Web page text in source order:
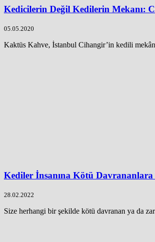
Kedicilerin Değil Kedilerin Mekanı:
05.05.2020
Kaktüs Kahve, İstanbul Cihangir’in kedili
Kediler İnsanına Kötü Davrananlara
28.02.2022
Size herhangi bir şekilde kötü davranan ya da